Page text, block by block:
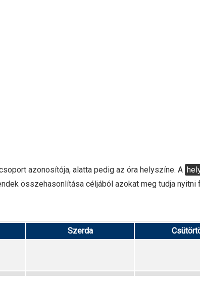
azonosítója, alatta pedig az óra helyszíne. A
összehasonlítása céljából azokat meg tudja nyitni
Szerda